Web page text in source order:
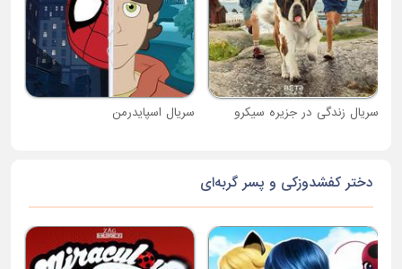
سریال زندگی در جزیره سیکرو سریال اسپایدرمن
دختر کفشدوزکی و پسر گربه‌ای